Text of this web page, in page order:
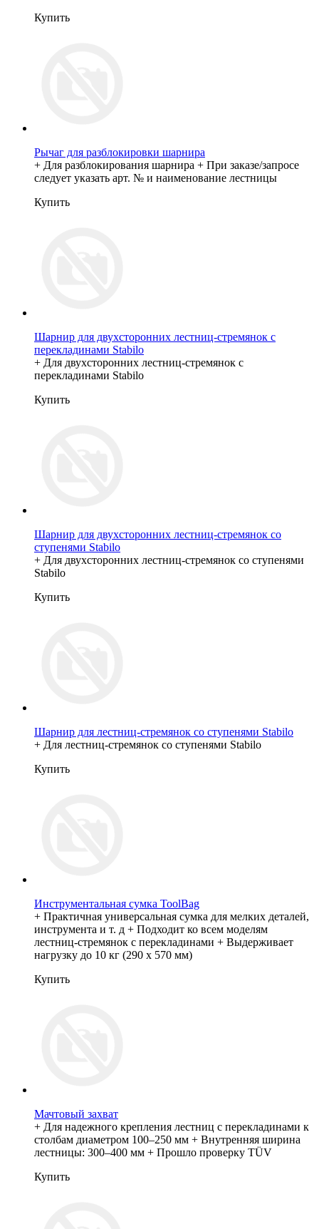
Купить
Рычаг для разблокировки шарнира
+ Для разблокирования шарнира + При заказе/запросе
следует указать арт. № и наименование лестницы
Купить
Шарнир для двухсторонних лестниц-стремянок с
перекладинами Stabilo
+ Для двухсторонних лестниц-стремянок с
перекладинами Stabilo
Купить
Шарнир для двухсторонних лестниц-стремянок со
ступенями Stabilo
+ Для двухсторонних лестниц-стремянок со ступенями
Stabilo
Купить
Шарнир для лестниц-стремянок со ступенями Stabilo
+ Для лестниц-стремянок со ступенями Stabilo
Купить
Инструментальная сумка ToolBag
+ Практичная универсальная сумка для мелких деталей,
инструмента и т. д + Подходит ко всем моделям
лестниц-стремянок с перекладинами + Выдерживает
нагрузку до 10 кг (290 х 570 мм)
Купить
Мачтовый захват
+ Для надежного крепления лестниц с перекладинами к
столбам диаметром 100–250 мм + Внутренняя ширина
лестницы: 300–400 мм + Прошло проверку TÜV
Купить